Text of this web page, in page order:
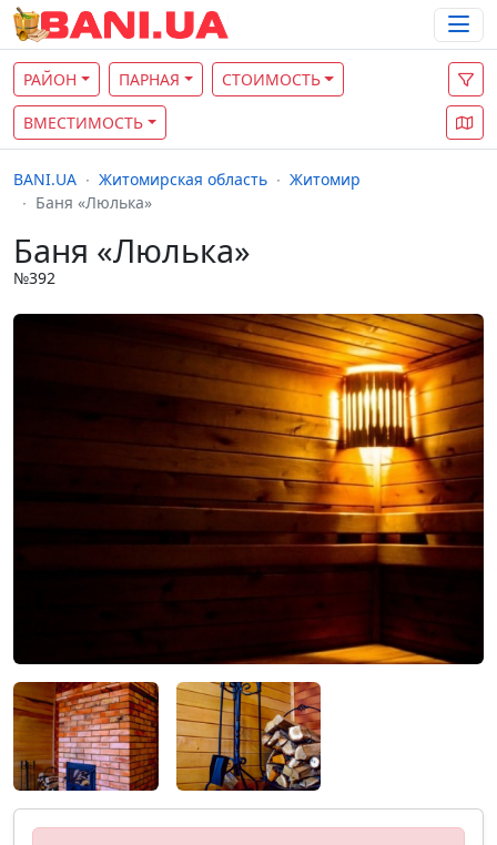
РАЙОН ПАРНАЯ СТОИМОСТЬ
ВМЕСТИМОСТЬ
BANI.UA Житомирская область
Житомир
Баня «Люлька»
Баня «Люлька»
№392